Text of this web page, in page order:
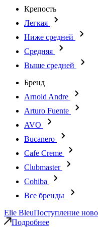
Крепость
Легкая
Ниже средней
Средняя
Выше средней
Бренд
Arnold Andre
Arturo Fuente
AVO
Bucanero
Cafe Creme
Clubmaster
Cohiba
Все бренды
Elie BleuПоступление
Подробнее